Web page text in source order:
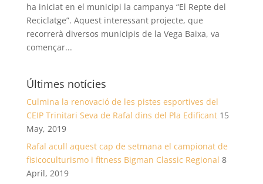
ha iniciat en el municipi la campanya “El Repte del
Reciclatge”. Aquest interessant projecte, que
recorrerà diversos municipis de la Vega Baixa, va
començar...
Últimes notícies
Culmina la renovació de les pistes esportives del
CEIP Trinitari Seva de Rafal dins del Pla Edificant 15
May, 2019
Rafal acull aquest cap de setmana el campionat de
fisicoculturismo i fitness Bigman Classic Regional 8
April, 2019